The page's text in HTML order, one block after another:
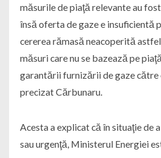
măsurile de piaţă relevante au
însă oferta de gaze e insuficientă
cererea rămasă neacoperită
măsuri care nu se bazează pe
garantării furnizării de gaze către
precizat Cărbunaru.
Acesta a explicat că în situaţie de
sau urgenţă, Ministerul Energiei